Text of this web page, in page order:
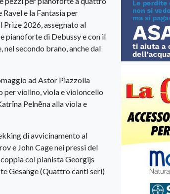
e la Fantasia per
Prize 2026, assegnato al
pianoforte di Debussy e con il
secondo brano, anche dal
ad Astor Piazzolla
per violino, viola e violoncello
Pelnēna alla viola e
di avvicinamento al
e John Cage nei pressi del
col pianista Georgijs
Gesange (Quattro canti seri)